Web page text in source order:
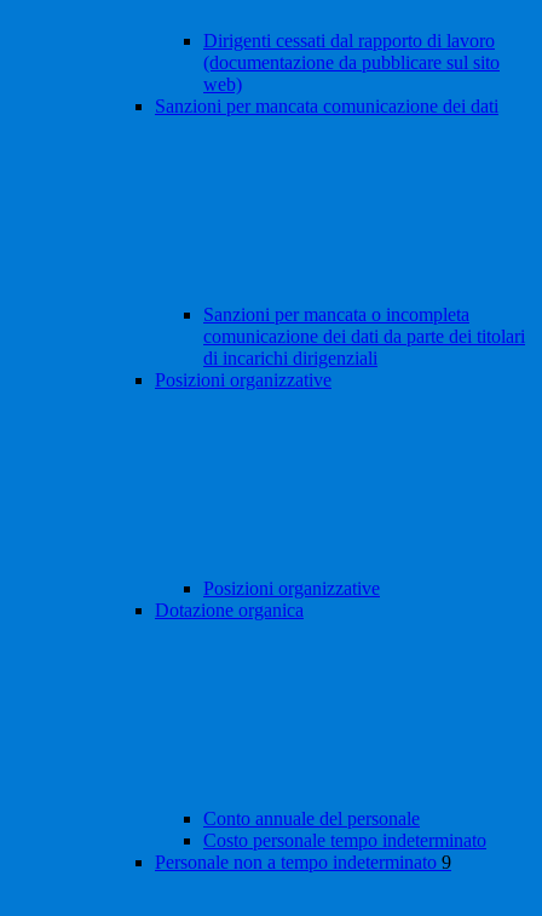
Dirigenti cessati dal rapporto di lavoro
(documentazione da pubblicare sul sito
web)
Sanzioni per mancata comunicazione dei dati
Sanzioni per mancata o incompleta
comunicazione dei dati da parte dei titolari
di incarichi dirigenziali
Posizioni organizzative
Posizioni organizzative
Dotazione organica
Conto annuale del personale
Costo personale tempo indeterminato
Personale non a tempo indeterminato 9